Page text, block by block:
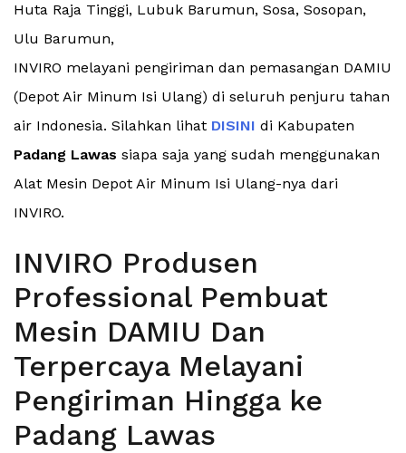
Huta Raja Tinggi, Lubuk Barumun, Sosa, Sosopan,
Ulu Barumun,
INVIRO melayani pengiriman dan pemasangan DAMIU
(Depot Air Minum Isi Ulang) di seluruh penjuru tahan
air Indonesia. Silahkan lihat DISINI di Kabupaten
Padang Lawas siapa saja yang sudah menggunakan
Alat Mesin Depot Air Minum Isi Ulang-nya dari
INVIRO.
INVIRO Produsen
Professional Pembuat
Mesin DAMIU Dan
Terpercaya Melayani
Pengiriman Hingga ke
Padang Lawas